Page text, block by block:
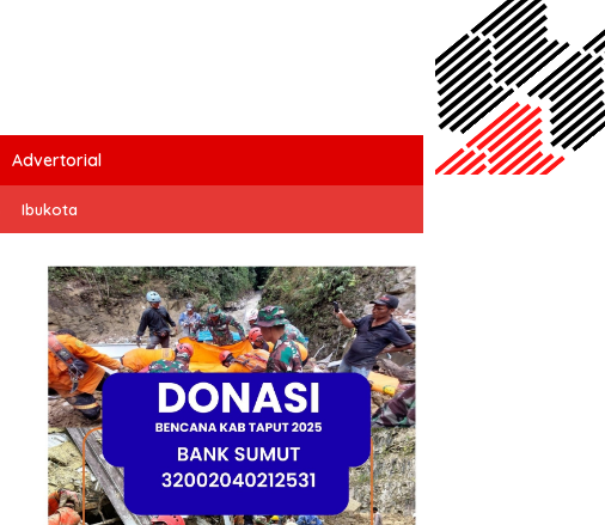
Advertorial
Ibukota